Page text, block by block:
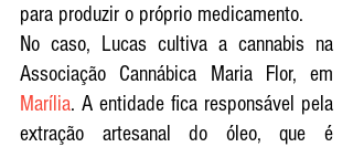
para produzir o próprio medicamento.
No caso, Lucas cultiva a cannabis na
Marília. A entidade fica responsável pela
extração artesanal do óleo, que é